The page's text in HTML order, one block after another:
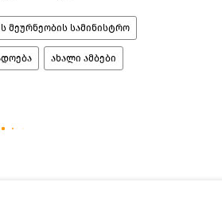
მეურნეობის სამინისტრო
ახალი ამბები